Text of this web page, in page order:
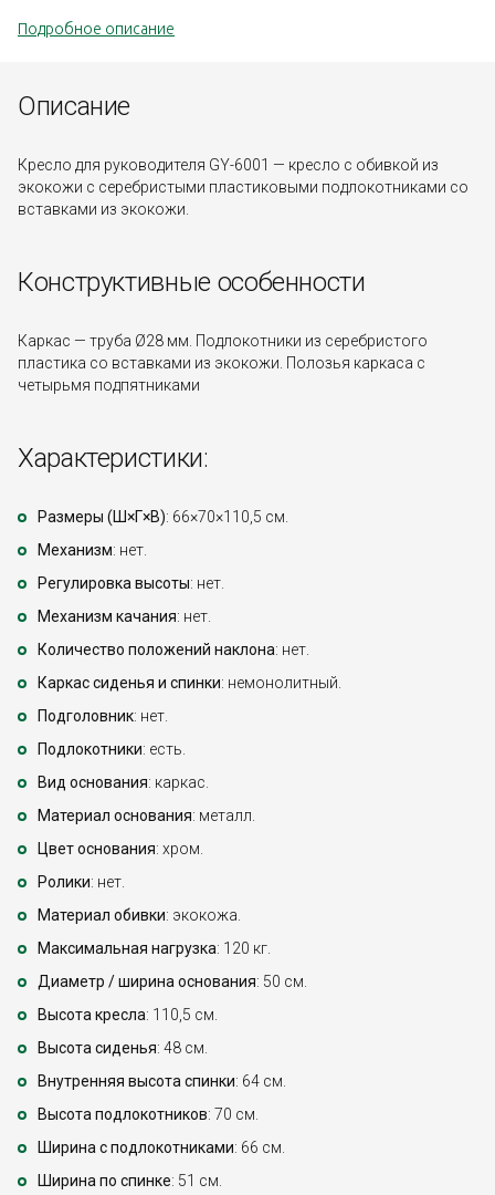
Подробное описание
Описание
Кресло для руководителя GY-6001 — кресло с обивкой из
экокожи с серебристыми пластиковыми подлокотниками со
вставками из экокожи.
Конструктивные особенности
Каркас — труба Ø28 мм. Подлокотники из серебристого
пластика со вставками из экокожи. Полозья каркаса с
четырьмя подпятниками
Характеристики:
Размеры (Ш×Г×В): 66×70×110,5 см.
Механизм: нет.
Регулировка высоты: нет.
Механизм качания: нет.
Количество положений наклона: нет.
Каркас сиденья и спинки: немонолитный.
Подголовник: нет.
Подлокотники: есть.
Вид основания: каркас.
Материал основания: металл.
Цвет основания: хром.
Ролики: нет.
Материал обивки: экокожа.
Максимальная нагрузка: 120 кг.
Диаметр / ширина основания: 50 см.
Высота кресла: 110,5 см.
Высота сиденья: 48 см.
Внутренняя высота спинки: 64 см.
Высота подлокотников: 70 см.
Ширина с подлокотниками: 66 см.
Ширина по спинке: 51 см.